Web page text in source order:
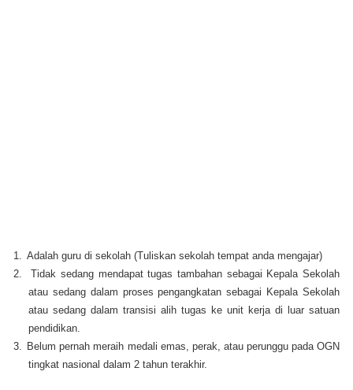
1.
Adalah guru di sekolah (Tuliskan sekolah tempat anda mengajar)
2.
Tidak sedang mendapat tugas tambahan sebagai Kepala Sekolah
atau sedang dalam proses pengangkatan sebagai Kepala Sekolah
atau sedang dalam transisi alih tugas ke unit kerja di luar satuan
pendidikan.
3.
Belum pernah meraih medali emas, perak, atau perunggu pada OGN
tingkat nasional dalam 2 tahun terakhir.